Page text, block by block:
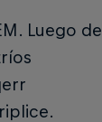
Luego de